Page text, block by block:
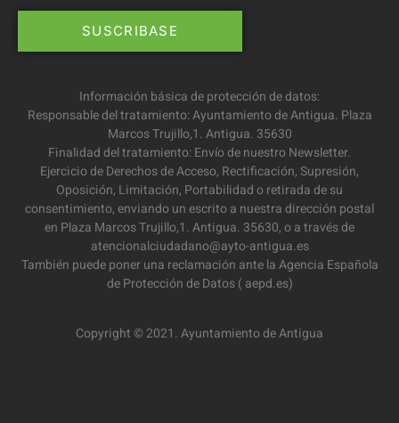
Información básica de protección de datos:
Responsable del tratamiento: Ayuntamiento de Antigua. Plaza
Marcos Trujillo,1. Antigua. 35630
Finalidad del tratamiento: Envío de nuestro Newsletter.
Ejercicio de Derechos de Acceso, Rectificación, Supresión,
Oposición, Limitación, Portabilidad o retirada de su
consentimiento, enviando un escrito a nuestra dirección postal
en Plaza Marcos Trujillo,1. Antigua. 35630, o a través de
atencionalciudadano@ayto-antigua.es
También puede poner una reclamación ante la Agencia Española
de Protección de Datos ( aepd.es)
Copyright © 2021. Ayuntamiento de Antigua